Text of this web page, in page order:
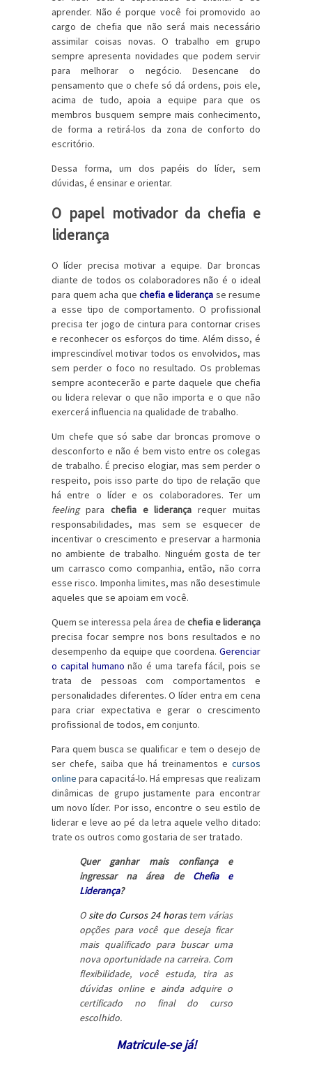
aprender. Não é porque você foi promovido ao
cargo de chefia que não será mais necessário
assimilar coisas novas. O trabalho em grupo
sempre apresenta novidades que podem servir
para melhorar o negócio. Desencane do
pensamento que o chefe só dá ordens, pois ele,
acima de tudo, apoia a equipe para que os
membros busquem sempre mais conhecimento,
de forma a retirá-los da zona de conforto do
escritório.
Dessa forma, um dos papéis do líder, sem
dúvidas, é ensinar e orientar.
O papel motivador da chefia e
liderança
O líder precisa motivar a equipe. Dar broncas
diante de todos os colaboradores não é o ideal
para quem acha que chefia e liderança se resume
a esse tipo de comportamento. O profissional
precisa ter jogo de cintura para contornar crises
e reconhecer os esforços do time. Além disso, é
imprescindível motivar todos os envolvidos, mas
sem perder o foco no resultado. Os problemas
sempre acontecerão e parte daquele que chefia
ou lidera relevar o que não importa e o que não
exercerá influencia na qualidade de trabalho.
Um chefe que só sabe dar broncas promove o
desconforto e não é bem visto entre os colegas
de trabalho. É preciso elogiar, mas sem perder o
respeito, pois isso parte do tipo de relação que
há entre o líder e os colaboradores. Ter um
feelingpara chefia e liderança requer muitas
responsabilidades, mas sem se esquecer de
incentivar o crescimento e preservar a harmonia
no ambiente de trabalho. Ninguém gosta de ter
um carrasco como companhia, então, não corra
esse risco. Imponha limites, mas não desestimule
aqueles que se apoiam em você.
Quem se interessa pela área de chefia e liderança
precisa focar sempre nos bons resultados e no
desempenho da equipe que coordena. Gerenciar
o capital humano não é uma tarefa fácil, pois se
trata de pessoas com comportamentos e
personalidades diferentes. O líder entra em cena
para criar expectativa e gerar o crescimento
profissional de todos, em conjunto.
Para quem busca se qualificar e tem o desejo de
ser chefe, saiba que há treinamentos e cursos
online para capacitá-lo. Há empresas que realizam
dinâmicas de grupo justamente para encontrar
um novo líder. Por isso, encontre o seu estilo de
liderar e leve ao pé da letra aquele velho ditado:
trate os outros como gostaria de ser tratado.
Quer ganhar mais confiança e
ingressar na área de Chefia e
Liderança?
Osite do Cursos 24 horastem várias
opções para você que deseja ficar
mais qualificado para buscar uma
nova oportunidade na carreira. Com
flexibilidade, você estuda, tira as
dúvidas online e ainda adquire o
certificado no final do curso
escolhido.
Matricule-se já!